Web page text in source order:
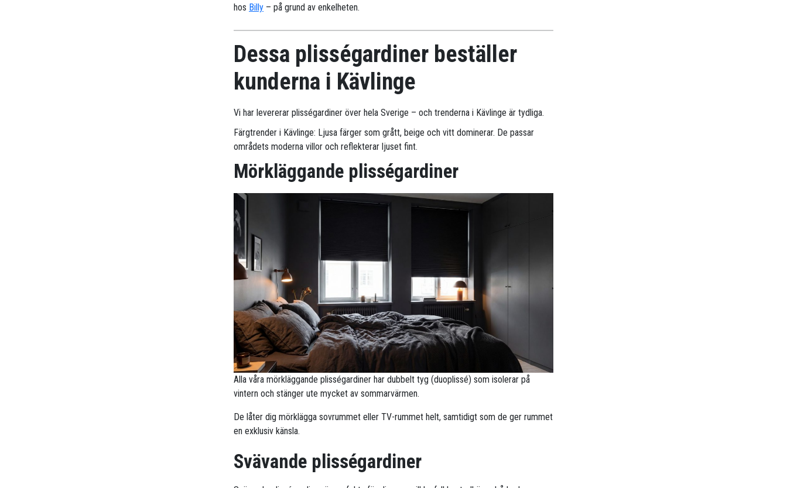
hos Billy – på grund av enkelheten.
Dessa plisségardiner beställer
kunderna i Kävlinge
Vi har levererar plisségardiner över hela Sverige – och trenderna i Kävlinge är tydliga.
Färgtrender i Kävlinge: Ljusa färger som grått, beige och vitt dominerar. De passar
områdets moderna villor och reflekterar ljuset fint.
Mörkläggande plisségardiner
Alla våra mörkläggande plisségardiner har dubbelt tyg (duoplissé) som isolerar på
vintern och stänger ute mycket av sommarvärmen.
De låter dig mörklägga sovrummet eller TV-rummet helt, samtidigt som de ger rummet
en exklusiv känsla.
Svävande plisségardiner